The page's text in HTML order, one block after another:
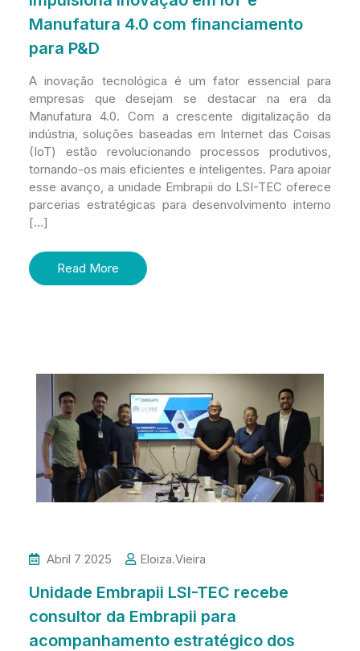
Manufatura 4.0 com financiamento
para P&D
A inovação tecnológica é um fator essencial para
empresas que desejam se destacar na era da
Manufatura 4.0. Com a crescente digitalização da
indústria, soluções baseadas em Internet das Coisas
(IoT) estão revolucionando processos produtivos,
tornando-os mais eficientes e inteligentes. Para apoiar
esse avanço, a unidade Embrapii do LSI-TEC oferece
parcerias estratégicas para desenvolvimento interno
[…]
Read More
Abril 7 2025 Eloiza.vieira
Unidade Embrapii LSI-TEC recebe
consultor da Embrapii para
acompanhamento estratégico dos